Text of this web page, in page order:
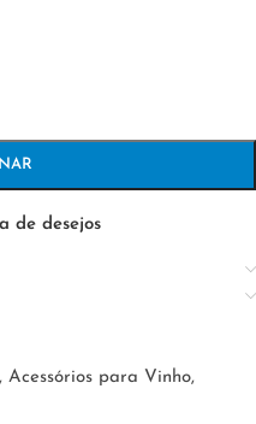
de desejos
, Acessórios para Vinho,